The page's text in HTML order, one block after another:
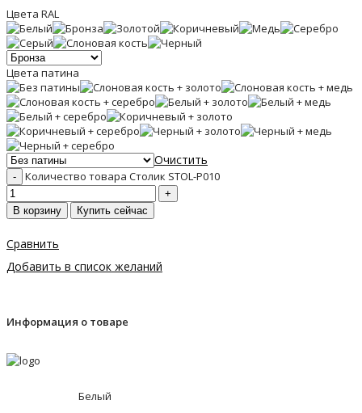
Цвета RAL
Цвета патина
Очистить
Количество товара Столик STOL-P010
В корзину Купить сейчас
Сравнить
Добавить в список желаний
Информация о товаре
Белый